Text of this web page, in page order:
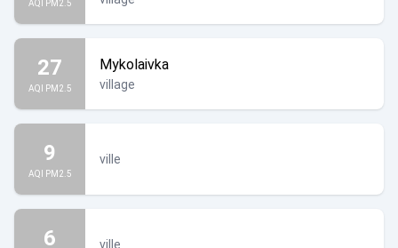
AQI PM2.5
27
AQI PM2.5
Mykolaivka
village
9
AQI PM2.5
ville
6 ville